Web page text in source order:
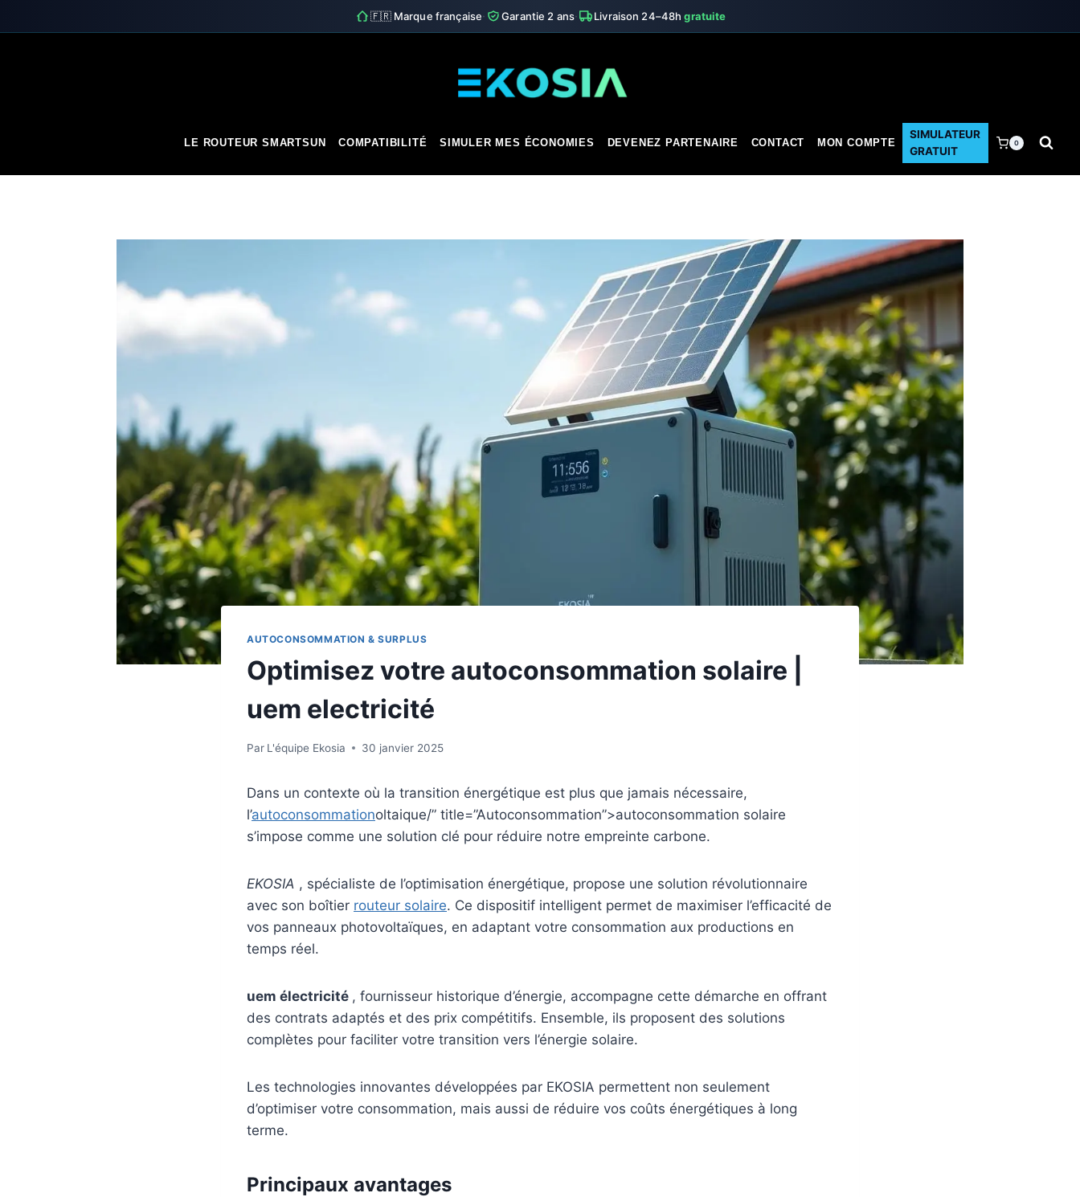
🇫🇷 Marque française· Garantie 2 ans· Livraison 24–48hgratuite
LE ROUTEUR SMARTSUN COMPATIBILITÉ SIMULER MES ÉCONOMIES DEVENEZ PARTENAIRE CONTACT MON COMPTE
SIMULATEUR
GRATUIT
0
AUTOCONSOMMATION & SURPLUS
Optimisez votre autoconsommation solaire |
uem electricité
Par L'équipe Ekosia 30 janvier 2025
Dans un contexte où la transition énergétique est plus que jamais nécessaire,
l’autoconsommationoltaique/” title=”Autoconsommation”>autoconsommation solaire
s’impose comme une solution clé pour réduire notre empreinte carbone.
EKOSIA , spécialiste de l’optimisation énergétique, propose une solution révolutionnaire
avec son boîtier routeur solaire. Ce dispositif intelligent permet de maximiser l’efficacité de
vos panneaux photovoltaïques, en adaptant votre consommation aux productions en
temps réel.
uem électricité , fournisseur historique d’énergie, accompagne cette démarche en offrant
des contrats adaptés et des prix compétitifs. Ensemble, ils proposent des solutions
complètes pour faciliter votre transition vers l’énergie solaire.
Les technologies innovantes développées par EKOSIA permettent non seulement
d’optimiser votre consommation, mais aussi de réduire vos coûts énergétiques à long
terme.
Principaux avantages